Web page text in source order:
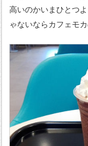
高いのかいまひとつ
ゃないならカフェモ